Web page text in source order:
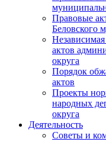
Правовые
Беловского
актов
округа
Порядок
актов
Проекты
народных
округа
Деятельность
Советы и